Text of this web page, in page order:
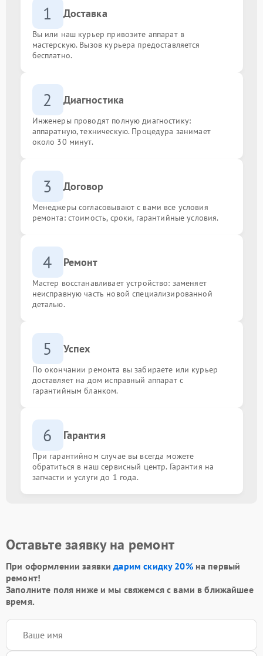
1 Доставка
Вы или наш курьер привозите аппарат в
мастерскую. Вызов курьера предоставляется
бесплатно.
2 Диагностика
Инженеры проводят полную диагностику:
аппаратную, техническую. Процедура занимает
около 30 минут.
3 Договор
Менеджеры согласовывают с вами все условия
ремонта: стоимость, сроки, гарантийные условия.
4 Ремонт
Мастер восстанавливает устройство: заменяет
неисправную часть новой специализированной
деталью.
5 Успех
По окончании ремонта вы забираете или курьер
доставляет на дом исправный аппарат с
гарантийным бланком.
6 Гарантия
При гарантийном случае вы всегда можете
обратиться в наш сервисный центр. Гарантия на
запчасти и услуги до 1 года.
Оставьте заявку на ремонт
При оформлении заявкидарим скидку 20%на первый
ремонт!
Заполните поля ниже и мы свяжемся с вами в ближайшее
время.